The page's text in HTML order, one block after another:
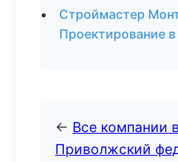
Строймастер
Проектирование
← Все компании
Приволжский